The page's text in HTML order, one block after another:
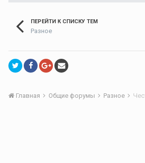
ПЕРЕЙТИ К СПИСКУ ТЕМ
Разное
Главная Общие форумы Разное